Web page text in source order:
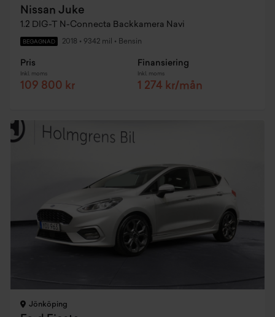
Nissan Juke
1.2 DIG-T N-Connecta Backkamera Navi
BEGAGNAD 2018 • 9342 mil • Bensin
Pris
Inkl. moms
109 800 kr
Finansiering
Inkl. moms
1 274 kr/mån
Jönköping